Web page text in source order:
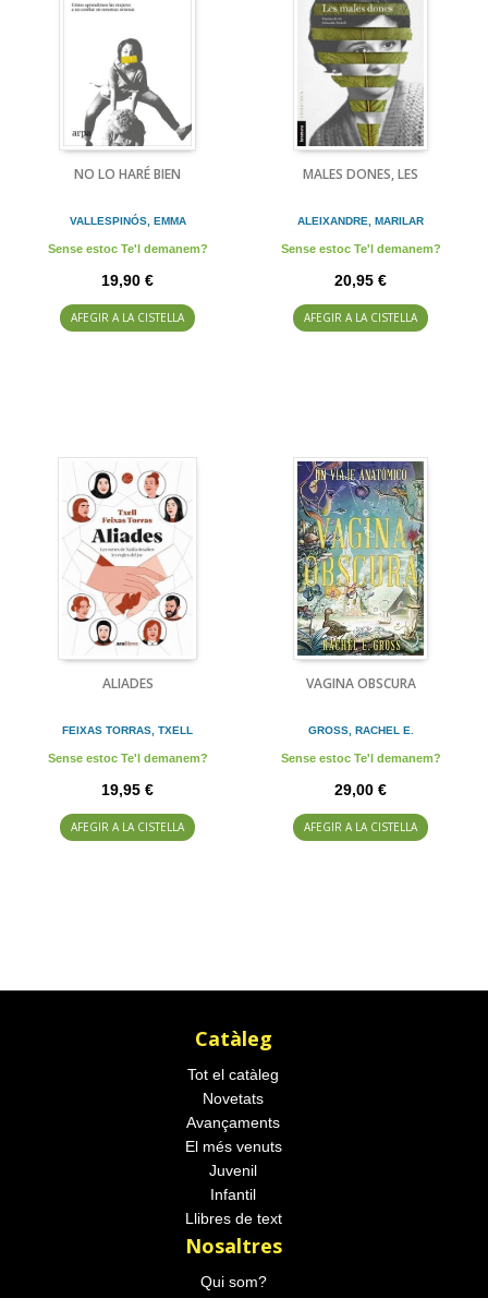
NO LO HARÉ BIEN
VALLESPINÓS, EMMA
Sense estoc Te'l demanem?
19,90 €
AFEGIR A LA CISTELLA
MALES DONES, LES
ALEIXANDRE, MARILAR
Sense estoc Te'l demanem?
20,95 €
AFEGIR A LA CISTELLA
ALIADES
FEIXAS TORRAS, TXELL
Sense estoc Te'l demanem?
19,95 €
AFEGIR A LA CISTELLA
VAGINA OBSCURA
GROSS, RACHEL E.
Sense estoc Te'l demanem?
29,00 €
AFEGIR A LA CISTELLA
Catàleg
Tot el catàleg
Novetats
Avançaments
El més venuts
Juvenil
Infantil
Llibres de text
Nosaltres
Qui som?